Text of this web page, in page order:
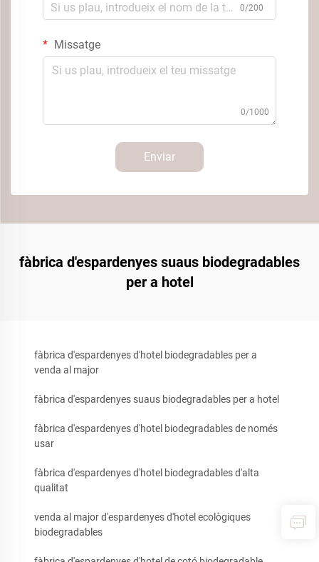
0/200
Missatge
0/1000
Enviar
fàbrica d'espardenyes suaus biodegradables
per a hotel
fàbrica d'espardenyes d'hotel biodegradables per a
venda al major
fàbrica d'espardenyes suaus biodegradables per a hotel
fàbrica d'espardenyes d'hotel biodegradables de només
usar
fàbrica d'espardenyes d'hotel biodegradables d'alta
qualitat
venda al major d'espardenyes d'hotel ecològiques
biodegradables